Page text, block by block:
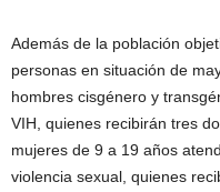
Además de la población
personas en situación de
hombres cisgénero y
VIH, quienes recibirán tres
mujeres de 9 a 19 años
violencia sexual, quienes